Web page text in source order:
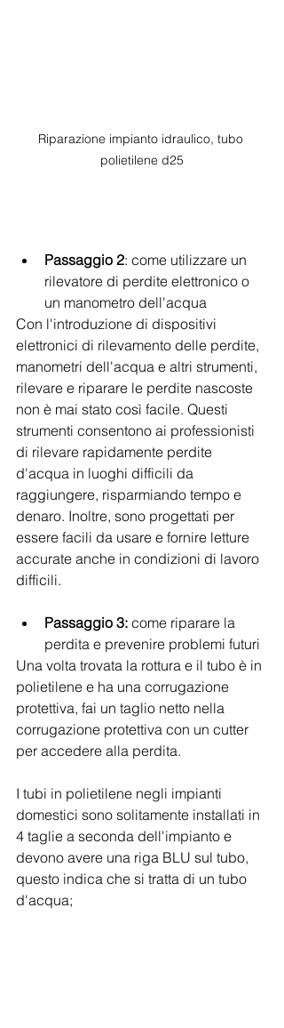
Riparazione impianto idraulico, tubo
polietilene d25
Passaggio 2: come utilizzare un
rilevatore di perdite elettronico o
un manometro dell'acqua
Con l'introduzione di dispositivi
elettronici di rilevamento delle perdite,
manometri dell'acqua e altri strumenti,
rilevare e riparare le perdite nascoste
non è mai stato così facile. Questi
strumenti consentono ai professionisti
di rilevare rapidamente perdite
d'acqua in luoghi difficili da
raggiungere, risparmiando tempo e
denaro. Inoltre, sono progettati per
essere facili da usare e fornire letture
accurate anche in condizioni di lavoro
difficili.
Passaggio 3: come riparare la
perdita e prevenire problemi futuri
Una volta trovata la rottura e il tubo è in
polietilene e ha una corrugazione
protettiva, fai un taglio netto nella
corrugazione protettiva con un cutter
per accedere alla perdita.
I tubi in polietilene negli impianti
domestici sono solitamente installati in
4 taglie a seconda dell'impianto e
devono avere una riga BLU sul tubo,
questo indica che si tratta di un tubo
d'acqua;